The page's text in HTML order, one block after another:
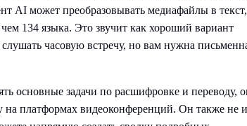
AI может преобразовывать медиафайлы в текст,
134 языка. Это звучит как хороший вариант
часовую встречу, но вам нужна
основные задачи по расшифровке и переводу,
на платформах видеоконференций. Он также не